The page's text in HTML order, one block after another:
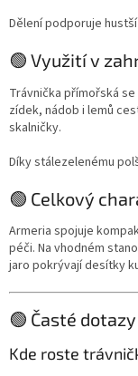
Dělení podporuje
🟢 Využití v
Trávnička přímořská
zídek, nádob i lemů
skalničky.
Díky stálezelenému
🟢 Celkový
Armeria spojuje
péči. Na vhodném
jaro pokrývají desítky
🟢 Časté dotazy
Kde roste